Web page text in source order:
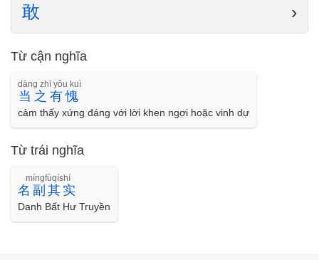
敢 ›
Từ cận nghĩa
当之有愧
dāng zhī yǒu kuì
cảm thấy xứng đáng với lời khen ngợi hoặc vinh dự
Từ trái nghĩa
名副其实
míngfùqíshí
Danh Bất Hư Truyền